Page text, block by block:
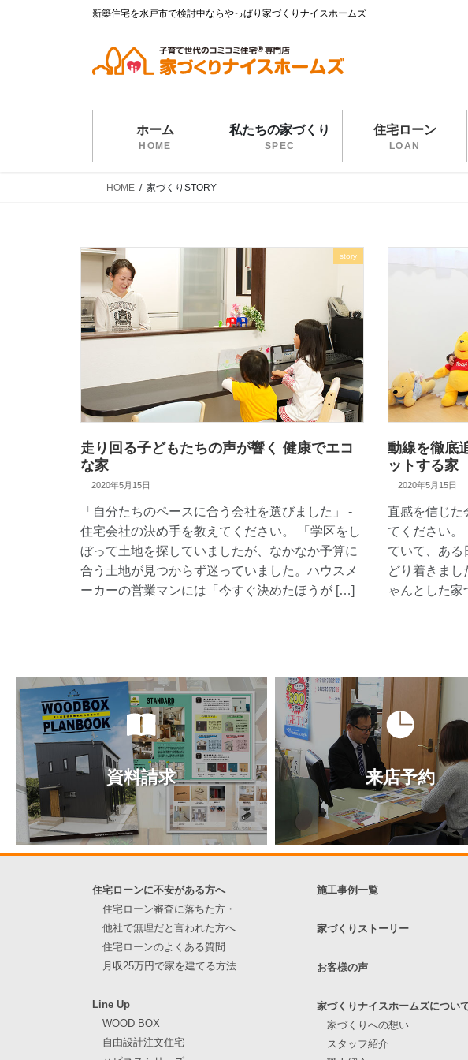
新築住宅を水戸市で検討中ならやっぱり家づくりナイスホームズ
ホーム
HOME
私たちの家づくり
SPEC
住宅ローン
LOAN
HOME 家づくりSTORY
story
走り回る子どもたちの声が響く 健康でエコ
な家
2020年5月15日
「自分たちのペースに合う会社を選びました」 -
住宅会社の決め手を教えてください。 「学区をし
ぼって土地を探していましたが、なかなか予算に
合う土地が見つからず迷っていました。ハウスメ
ーカーの営業マンには「今すぐ決めたほうが […]
動線を徹底
ットする家
2020年5月15日
直感を信じた
てください。
ていて、ある
どり着きまし
ゃんとした
資料請求 来店予約
住宅ローンに不安がある方へ
住宅ローン審査に落ちた方・
他社で無理だと言われた方へ
住宅ローンのよくある質問
月収25万円で家を建てる方法
Line Up
WOOD BOX
自由設計注文住宅
施工事例一覧
家づくりストーリー
お客様の声
家づくりナイスホームズについ
家づくりへの想い
スタッフ紹介